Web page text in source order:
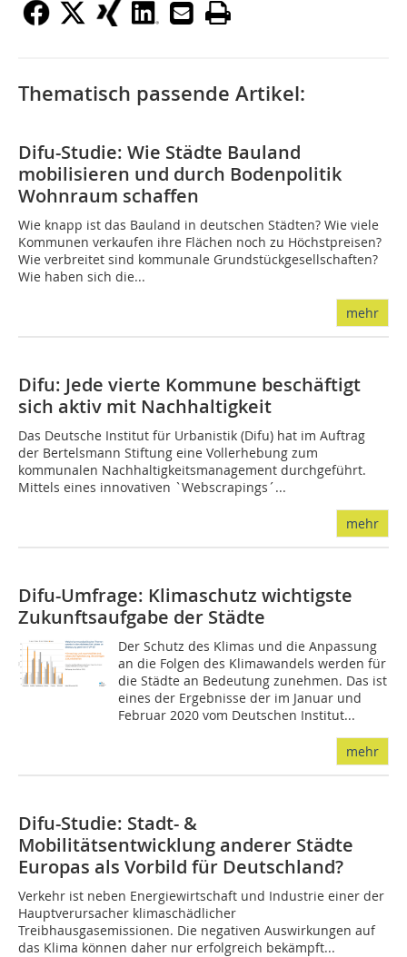
Thematisch passende Artikel:
Difu-Studie: Wie Städte Bauland
mobilisieren und durch Bodenpolitik
Wohnraum schaffen
Wie knapp ist das Bauland in deutschen Städten? Wie viele
Kommunen verkaufen ihre Flächen noch zu Höchstpreisen?
Wie verbreitet sind kommunale Grundstückgesellschaften?
Wie haben sich die...
mehr
Difu: Jede vierte Kommune beschäftigt
sich aktiv mit Nachhaltigkeit
Das Deutsche Institut für Urbanistik (Difu) hat im Auftrag
der Bertelsmann Stiftung eine Vollerhebung zum
kommunalen Nachhaltigkeitsmanagement durchgeführt.
Mittels eines innovativen `Webscrapings´...
mehr
Difu-Umfrage: Klimaschutz wichtigste
Zukunftsaufgabe der Städte
Der Schutz des Klimas und die Anpassung
an die Folgen des Klimawandels werden für
die Städte an Bedeutung zunehmen. Das ist
eines der Ergebnisse der im Januar und
Februar 2020 vom Deutschen Institut...
mehr
Difu-Studie: Stadt- &
Mobilitätsentwicklung anderer Städte
Europas als Vorbild für Deutschland?
Verkehr ist neben Energiewirtschaft und Industrie einer der
Hauptverursacher klimaschädlicher
Treibhausgasemissionen. Die negativen Auswirkungen auf
das Klima können daher nur erfolgreich bekämpft...